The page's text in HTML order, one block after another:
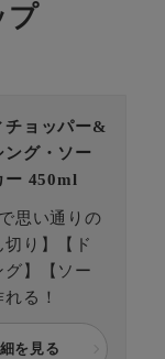
プ
チョッパー&
ング・ソー
ー 450ml
思い通りの
切り】【ド
グ】【ソー
る！
を見る